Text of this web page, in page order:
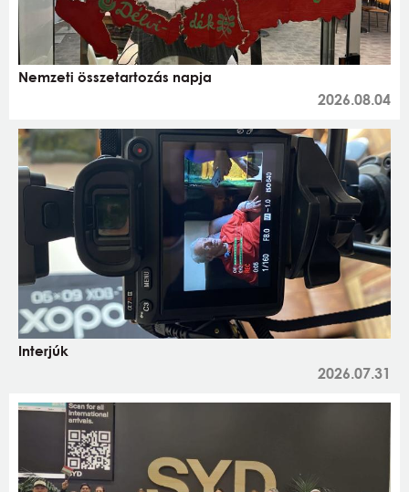
Nemzeti összetartozás napja
2026.08.04
Interjúk
2026.07.31